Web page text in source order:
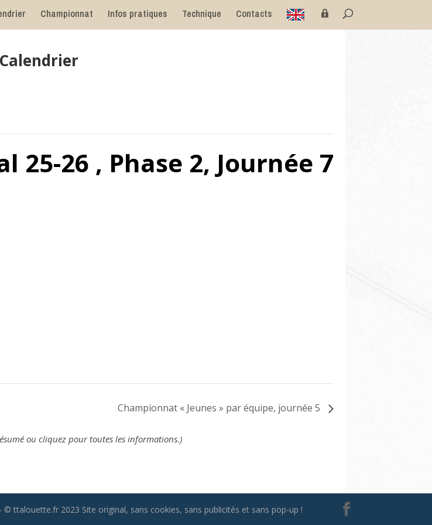
Championnat Infos pratiques Technique Contacts E
n
g i
Calendrier
26 , Phase 2, Journée 7
Championnat « Jeunes » par équipe, journée 5
ou cliquez pour toutes les informations.)
ttalouette.fr 2023 Site original, sans cookies, sans publicités et sans pop-up !